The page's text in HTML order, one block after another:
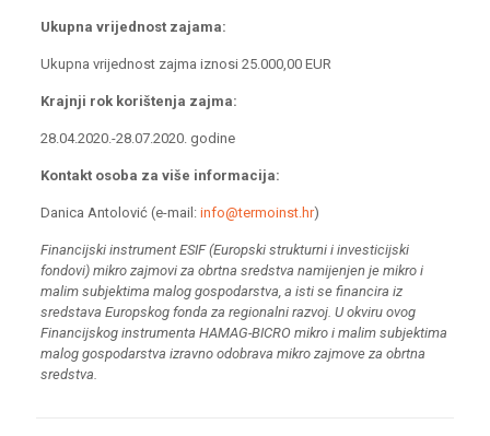
Ukupna vrijednost zajama:
Ukupna vrijednost zajma iznosi 25.000,00 EUR
Krajnji rok korištenja zajma:
28.04.2020.-28.07.2020. godine
Kontakt osoba za više informacija:
Danica Antolović (e-mail: info@termoinst.hr)
Financijski instrument ESIF (Europski strukturni i investicijski
fondovi) mikro zajmovi za obrtna sredstva namijenjen je mikro i
malim subjektima malog gospodarstva, a isti se financira iz
sredstava Europskog fonda za regionalni razvoj. U okviru ovog
Financijskog instrumenta HAMAG-BICRO mikro i malim subjektima
malog gospodarstva izravno odobrava mikro zajmove za obrtna
sredstva.